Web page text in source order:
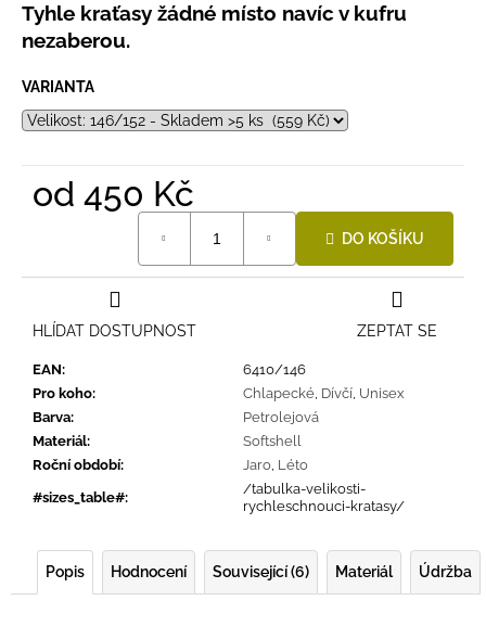
Tyhle kraťasy žádné místo navíc v kufru
nezaberou.
VARIANTA
od 450 Kč
DO KOŠÍKU
EAN:
6410/146
Pro koho: Chlapecké, Dívčí, Unisex
Barva:
Petrolejová
Materiál:
Softshell
Roční období: Jaro, Léto
#sizes_table#:
/tabulka-velikosti-
rychleschnouci-kratasy/
ZEPTAT SE
HLÍDAT DOSTUPNOST
Popis Hodnocení Související (6) Materiál Údržba
395
Kč